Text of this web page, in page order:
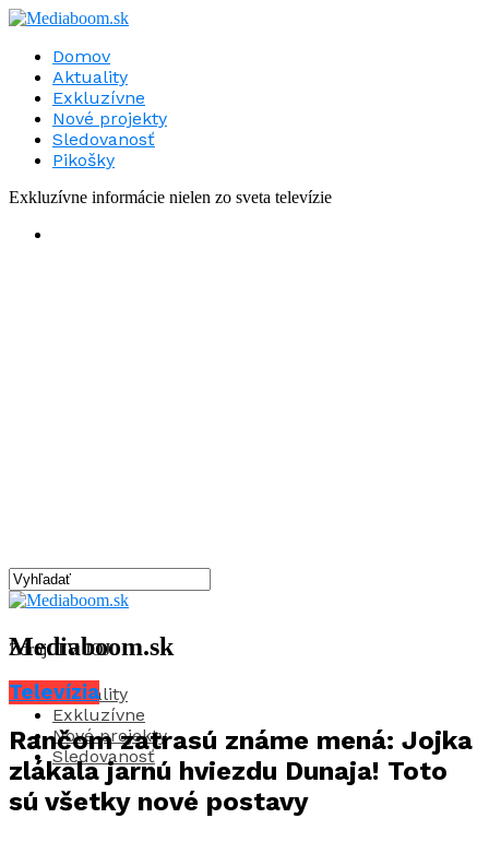
Domov
Aktuality
Exkluzívne
Nové projekty
Sledovanosť
Pikošky
Exkluzívne informácie nielen zo sveta televízie
Mediaboom.sk
Aktuality
Exkluzívne
Nové projekty
Sledovanosť
Zdroj: TV JOJ
Televízia
Rančom zatrasú známe mená: Jojka
zlákala jarnú hviezdu Dunaja! Toto
sú všetky nové postavy